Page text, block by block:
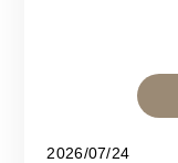
2026/07/24